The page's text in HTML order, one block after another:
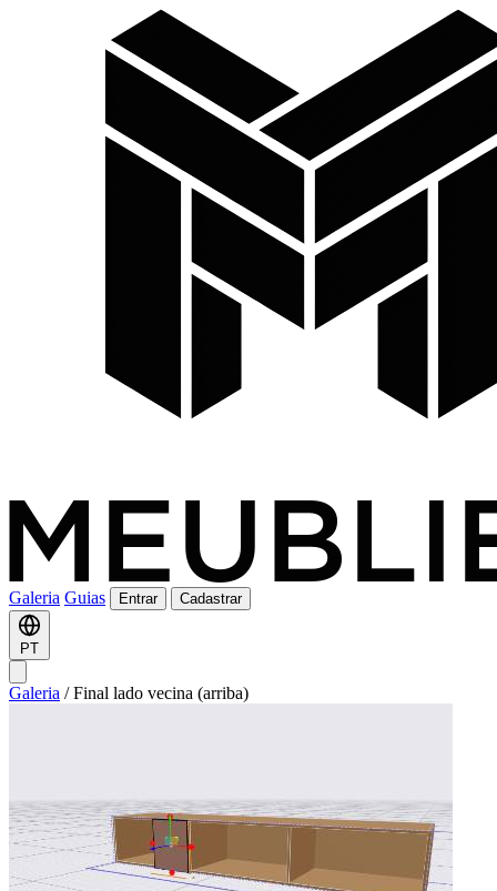
Galeria Guias Entrar Cadastrar
PT
Galeria / Final lado vecina (arriba)